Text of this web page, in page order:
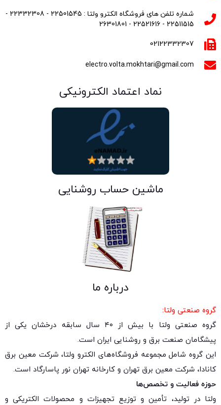
شماره تلفن های فروشگاه الکترو ولتا : 22501545 - 22332308 -
22511515 - 22521616 - 26301801
02122332307
electro.volta.mokhtari@gmail.com
نماد اعتماد الکترونیکی
ماشین حساب روشنایی
درباره ما
گروه صنعتی ولتا:
گروه صنعتی ولتا با بیش از ۴۰ سال سابقه درخشان یکی از
پیشگامان صنعت برق و روشنایی ایران است.
این گروه شامل مجموعه فروشگاه‌های الکترو ولتا، شرکت معین برق
کانادا، شرکت معین برق تهران و کارخانه تهران نور پاسارگاد است.
حوزه فعالیت و تخصص‌ها
ولتا در تولید، تأمین و توزیع تجهیزات و محصولات الکتریکی و